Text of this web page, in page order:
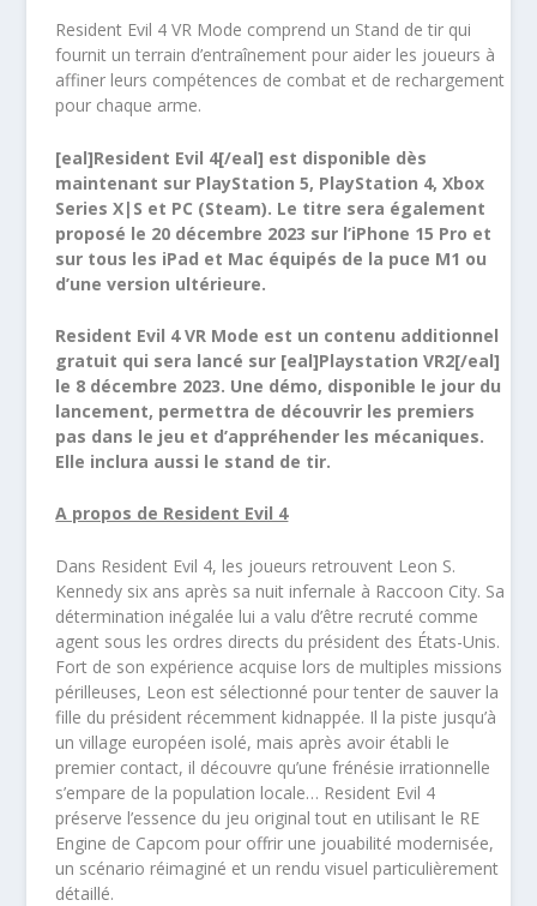
Resident Evil 4 VR Mode comprend un Stand de tir qui
fournit un terrain d’entraînement pour aider les joueurs à
affiner leurs compétences de combat et de rechargement
pour chaque arme.
[eal]Resident Evil 4[/eal] est disponible dès
maintenant sur PlayStation 5, PlayStation 4, Xbox
Series X|S et PC (Steam). Le titre sera également
proposé le 20 décembre 2023 sur l’iPhone 15 Pro et
sur tous les iPad et Mac équipés de la puce M1 ou
d’une version ultérieure.
Resident Evil 4 VR Mode est un contenu additionnel
gratuit qui sera lancé sur [eal]Playstation VR2[/eal]
le 8 décembre 2023. Une démo, disponible le jour du
lancement, permettra de découvrir les premiers
pas dans le jeu et d’appréhender les mécaniques.
Elle inclura aussi le stand de tir.
A propos de Resident Evil 4
Dans Resident Evil 4, les joueurs retrouvent Leon S.
Kennedy six ans après sa nuit infernale à Raccoon City. Sa
détermination inégalée lui a valu d’être recruté comme
agent sous les ordres directs du président des États-Unis.
Fort de son expérience acquise lors de multiples missions
périlleuses, Leon est sélectionné pour tenter de sauver la
fille du président récemment kidnappée. Il la piste jusqu’à
un village européen isolé, mais après avoir établi le
premier contact, il découvre qu’une frénésie irrationnelle
s’empare de la population locale… Resident Evil 4
préserve l’essence du jeu original tout en utilisant le RE
Engine de Capcom pour offrir une jouabilité modernisée,
un scénario réimaginé et un rendu visuel particulièrement
détaillé.